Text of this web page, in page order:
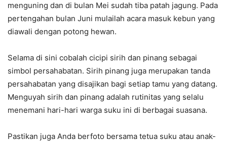
menguning dan di bulan Mei sudah tiba patah jagung. Pada
pertengahan bulan Juni mulailah acara masuk kebun yang
diawali dengan potong hewan.
Selama di sini cobalah cicipi sirih dan pinang sebagai
simbol persahabatan. Sirih pinang juga merupakan tanda
persahabatan yang disajikan bagi setiap tamu yang datang.
Menguyah sirih dan pinang adalah rutinitas yang selalu
menemani hari-hari warga suku ini di berbagai suasana.
Pastikan juga Anda berfoto bersama tetua suku atau anak-